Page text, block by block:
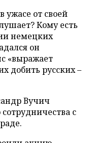
ужасе от своей
Кому есть
немецких
он
«выражает
добить русских –
Вучич
с